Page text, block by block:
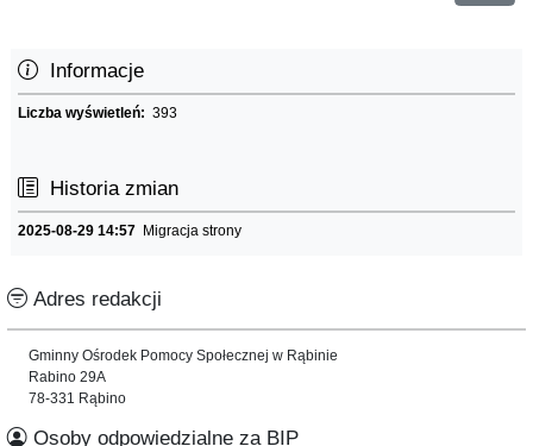
Informacje
Liczba wyświetleń: 393
Historia zmian
2025-08-29 14:57 Migracja strony
Adres redakcji
Gminny Ośrodek Pomocy Społecznej w Rąbinie
Rabino 29A
78-331 Rąbino
Osoby odpowiedzialne za BIP